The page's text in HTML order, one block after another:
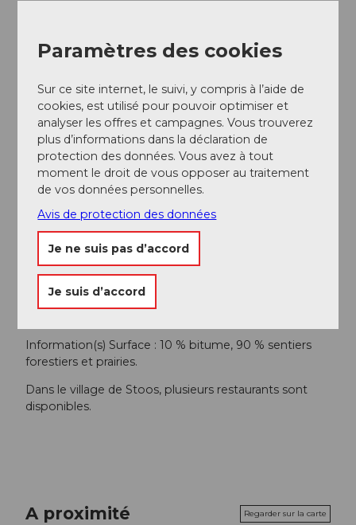
info@stoos.ch
www.stoos-muotatal.ch
Auteur(e)
Stoos-Muotatal Tourismus / Schwyzer
Wanderwege
Organisation
Stoos-Muotatal Tourismus
Conseil de l'auteur
Information(s) Surface : 10 % bitume, 90 % sentiers
forestiers et prairies.
Dans le village de Stoos, plusieurs restaurants sont
disponibles.
A proximité Regarder sur la carte
Paramètres des cookies
Sur ce site internet, le suivi, y compris à l’aide de
cookies, est utilisé pour pouvoir optimiser et
analyser les offres et campagnes. Vous trouverez
plus d’informations dans la déclaration de
protection des données. Vous avez à tout
moment le droit de vous opposer au traitement
de vos données personnelles.
Avis de protection des données
Je ne suis pas d’accord
Je suis d’accord